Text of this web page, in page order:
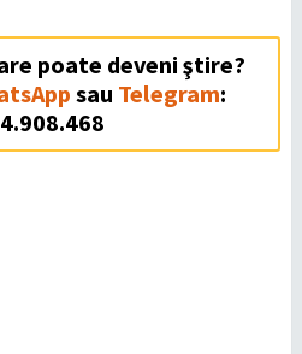
poate deveni ştire?
sau Telegram: